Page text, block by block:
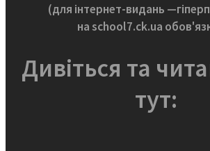
(для інтернет-видань
на school7.ck.ua
Дивіться та
тут: